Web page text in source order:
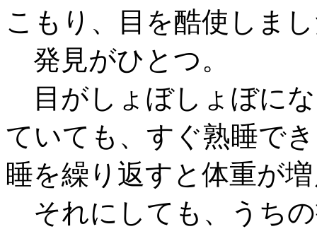
こもり、目を酷使しま
発見がひとつ。
目がしょぼしょぼに
ていても、すぐ熟睡で
睡を繰り返すと体重が
それにしても、うち